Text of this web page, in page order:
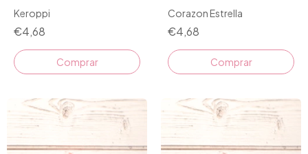
Keroppi
€4,68
Comprar
Corazon Estrella
€4,68
Comprar